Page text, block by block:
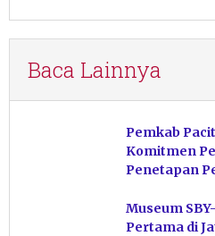
Baca Lainnya
Pemkab
Komitmen
Penetapan
Museum
Pertama di